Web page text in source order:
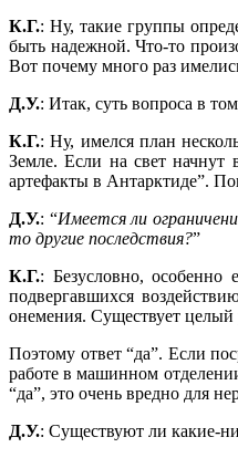
К.Г.: Ну, такие группы
быть надежной. Что-то
Вот почему много раз
Д.У.: Итак, суть вопроса в
К.Г.: Ну, имелся план
Земле. Если на свет
артефакты в Антарктиде”.
Д.У.: “Имеется ли
то другие последствия?”
К.Г.: Безусловно, особенно
подвергавшихся
онемения. Существует
Поэтому ответ “да”. Если
работе в машинном
“да”, это очень вредно для
Д.У.: Существуют ли какие-